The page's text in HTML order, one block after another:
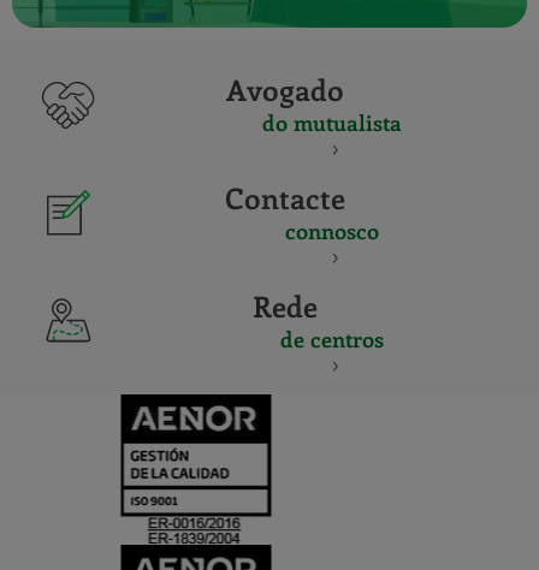
Avogado
do mutualista
Contacte
connosco
Rede
de centros